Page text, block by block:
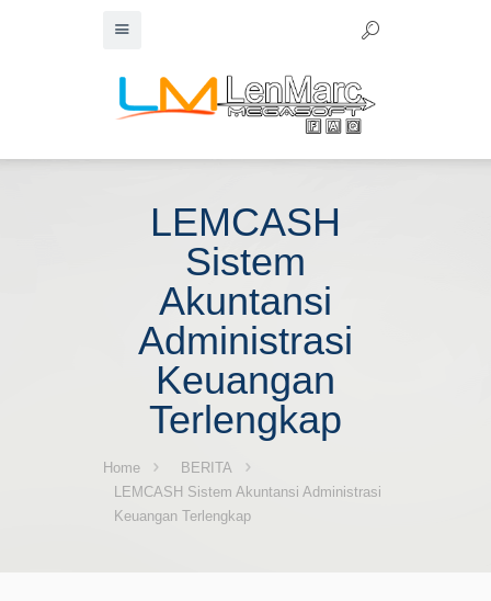
LEMCASH
Sistem
Akuntansi
Administrasi
Keuangan
Terlengkap
Home
BERITA
LEMCASH Sistem Akuntansi Administrasi
Keuangan Terlengkap